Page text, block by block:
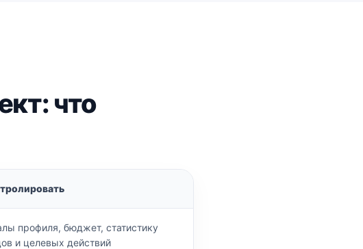
что
профиля, бюджет, статистику
и целевых действий